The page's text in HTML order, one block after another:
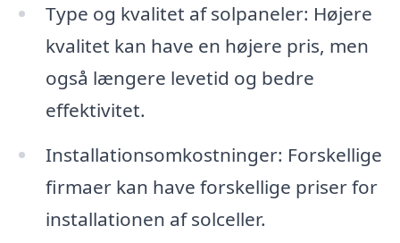
Type og kvalitet af solpaneler: Højere
kvalitet kan have en højere pris, men
også længere levetid og bedre
effektivitet.
Installationsomkostninger: Forskellige
firmaer kan have forskellige priser for
installationen af solceller.